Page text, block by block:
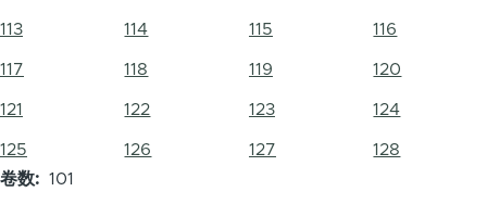
113 114 115 116
117 118 119 120
121 122 123 124
125 126 127
128
卷数
101